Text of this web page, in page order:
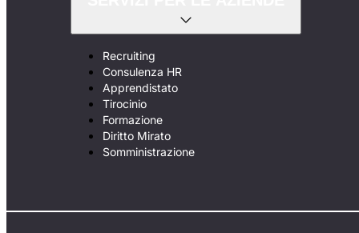
Recruiting
Consulenza HR
Apprendistato
Tirocinio
Formazione
Diritto Mirato
Somministrazione